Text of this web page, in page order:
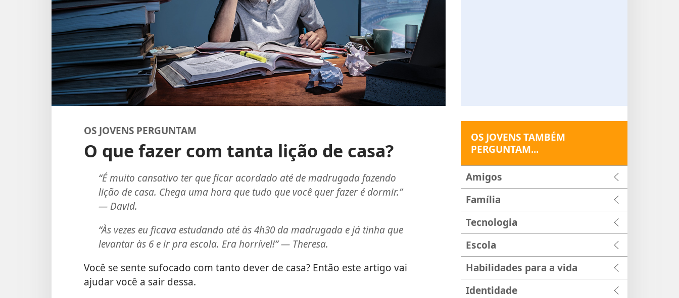
OS JOVENS PERGUNTAM
O que fazer com tanta lição de casa?
“É muito cansativo ter que ficar acordado até de madrugada fazendo
lição de casa. Chega uma hora que tudo que você quer fazer é dormir.”
— David.
“Às vezes eu ficava estudando até às 4h30 da madrugada e já tinha que
levantar às 6 e ir pra escola. Era horrível!” — Theresa.
Você se sente sufocado com tanto dever de casa? Então este artigo vai
ajudar você a sair dessa.
OS JOVENS TAMBÉM
PERGUNTAM...
Amigos
Família
Tecnologia
Escola
Habilidades para a vida
Identidade